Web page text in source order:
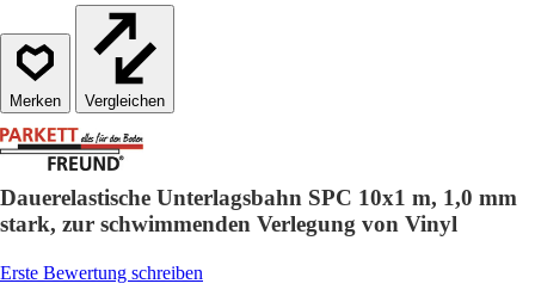
Vergleichen
Dauerelastische Unterlagsbahn SPC 10x1 m, 1,0 mm
stark, zur schwimmenden Verlegung von Vinyl
Erste Bewertung schreiben